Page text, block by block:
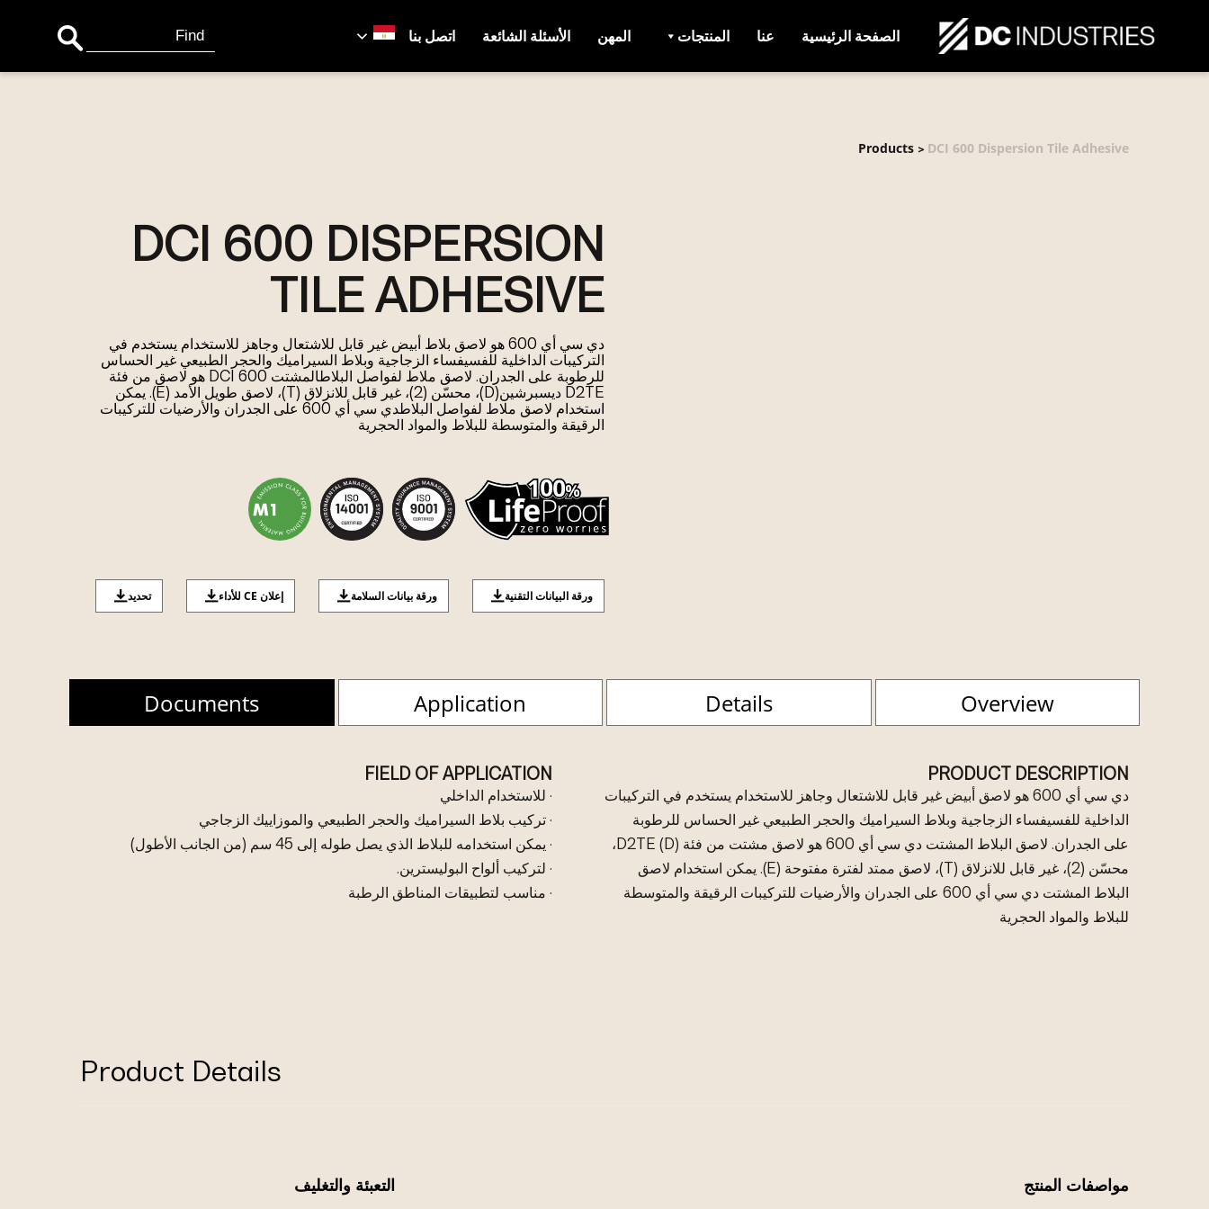
الصفحة الرئيسية عنا المنتجات المهن الأسئلة الشائعة اتصل بنا
Search
for:
Products > DCI 600 Dispersion Tile Adhesive
DCI 600 DISPERSION
TILE ADHESIVE
دي سي أي 600 هو لاصق بلاط أبيض غير قابل للاشتعال وجاهز للاستخدام يستخدم في
التركيبات الداخلية للفسيفساء الزجاجية وبلاط السيراميك والحجر الطبيعي غير الحساس
للرطوبة على الجدران. لاصق ملاط لفواصل البلاطالمشتت DCI 600 هو لاصق من فئة
D2TE ديسبرشين(D)، محسّن (2)، غير قابل للانزلاق (T)، لاصق طويل الأمد (E). يمكن
استخدام لاصق ملاط لفواصل البلاطدي سي أي 600 على الجدران والأرضيات للتركيبات
الرقيقة والمتوسطة للبلاط والمواد الحجرية
ورقة البيانات التقنية ورقة بيانات السلامة إعلان CE للأداء تحديد
Overview
Details
Application
Documents
PRODUCT DESCRIPTION
دي سي أي 600 هو لاصق أبيض غير قابل للاشتعال وجاهز للاستخدام يستخدم في التركيبات
الداخلية للفسيفساء الزجاجية وبلاط السيراميك والحجر الطبيعي غير الحساس للرطوبة
على الجدران. لاصق البلاط المشتت دي سي أي 600 هو لاصق مشتت من فئة D2TE (D)،
محسّن (2)، غير قابل للانزلاق (T)، لاصق ممتد لفترة مفتوحة (E). يمكن استخدام لاصق
البلاط المشتت دي سي أي 600 على الجدران والأرضيات للتركيبات الرقيقة والمتوسطة
للبلاط والمواد الحجرية
FIELD OF APPLICATION
· للاستخدام الداخلي
· تركيب بلاط السيراميك والحجر الطبيعي والموزاييك الزجاجي
· يمكن استخدامه للبلاط الذي يصل طوله إلى 45 سم (من الجانب الأطول)
· لتركيب ألواح البوليسترين.
· مناسب لتطبيقات المناطق الرطبة
Product Details
مواصفات المنتج التعبئة والتغليف